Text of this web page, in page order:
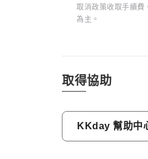
取消政策收取手續費
為主。
取得協助
KKday 幫助中